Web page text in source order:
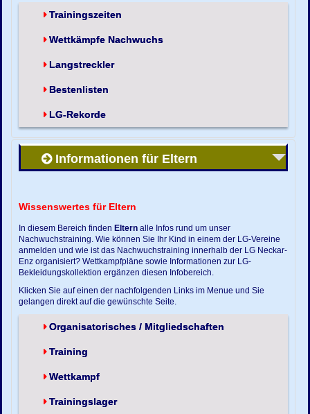
Trainingszeiten
Wettkämpfe Nachwuchs
Langstreckler
Bestenlisten
LG-Rekorde
Informationen für Eltern
Wissenswertes für Eltern
In diesem Bereich finden Eltern alle Infos rund um unser
Nachwuchstraining. Wie können Sie Ihr Kind in einem der LG-Vereine
anmelden und wie ist das Nachwuchstraining innerhalb der LG Neckar-
Enz organisiert? Wettkampfpläne sowie Informationen zur LG-
Bekleidungskollektion ergänzen diesen Infobereich.
Klicken Sie auf einen der nachfolgenden Links im Menue und Sie
gelangen direkt auf die gewünschte Seite.
Organisatorisches / Mitgliedschaften
Training
Wettkampf
Trainingslager